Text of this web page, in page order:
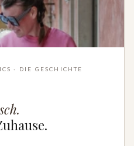
· DIE GESCHICHTE